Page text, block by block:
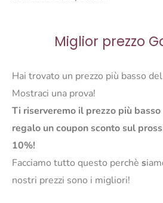
Miglior prezzo
Hai trovato un prezzo più basso
Mostraci una prova!
Ti riserveremo il prezzo più
regalo un coupon sconto sul
10%!
Facciamo tutto questo perchè s
nostri prezzi sono i migliori!